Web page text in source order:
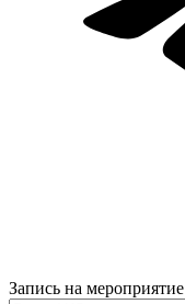
Запись на мероприятие